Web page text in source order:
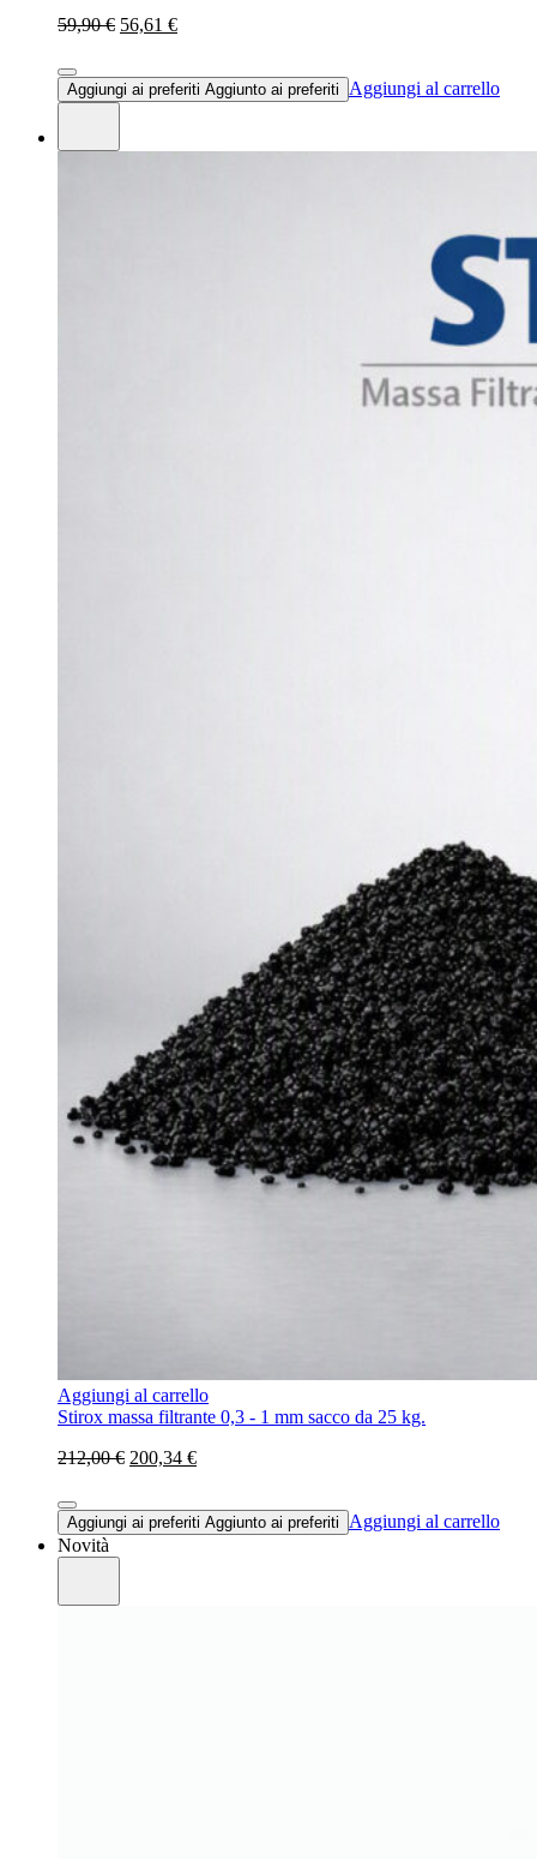
59,90 € 56,61 €
Aggiungi ai preferiti Aggiunto ai preferiti Aggiungi al carrello
Aggiungi al carrello
Stirox massa filtrante 0,3 - 1 mm sacco da 25 kg.
212,00 € 200,34 €
Aggiungi ai preferiti Aggiunto ai preferiti
Aggiungi al carrello
Novità